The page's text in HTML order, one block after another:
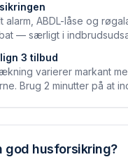
alarm, ABDL-låse og
— særligt i
3 tilbud
varierer markant
Brug 2 minutter på at
god husforsikring?